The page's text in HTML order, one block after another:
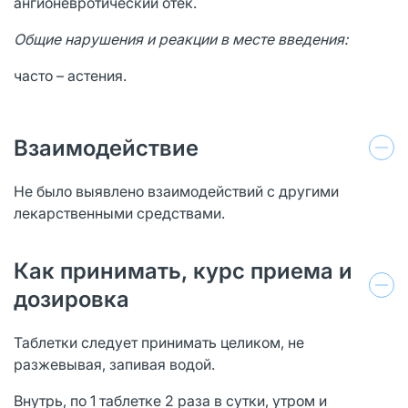
Общие нарушения и реакции в месте введения:
часто – астения.
Взаимодействие
Не было выявлено взаимодействий с другими
лекарственными средствами.
Как принимать, курс приема и
дозировка
Таблетки следует принимать целиком, не
разжевывая, запивая водой.
Внутрь, по 1 таблетке 2 раза в сутки, утром и